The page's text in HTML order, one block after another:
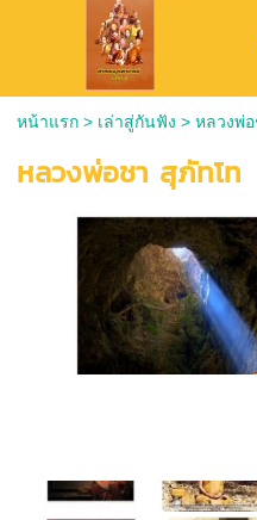
หน้าแรก> เล่าสู่กันฟัง > หลวงพ่
หลวงพ่อชา สุภัทโท